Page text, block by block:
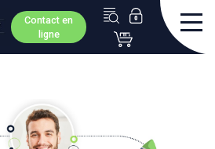
Contact en
ligne